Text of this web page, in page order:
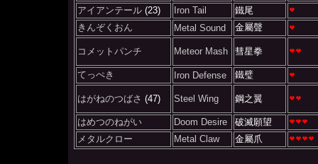
アイアンテール (23) Iron Tail
鐵尾
きんぞくおん
Metal Sound 金屬聲
コメットパンチ Meteor Mash 彗星拳
てっぺき Iron Defense 鐵璧
はがねのつばさ (47) Steel Wing 鋼之翼
はめつのねがい Doom Desire
破滅願望
メタルクロー
Metal Claw 金屬爪